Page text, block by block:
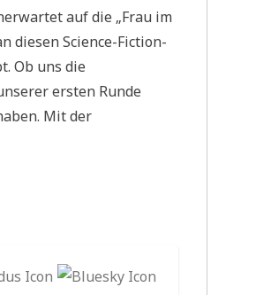
auf die „Frau im
diesen Science-Fiction-
Ob uns die
ersten Runde
Mit der